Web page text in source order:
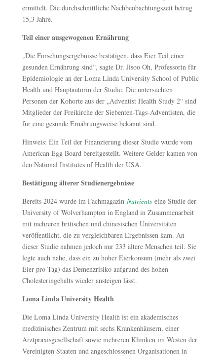
ermittelt. Die durchschnittliche Nachbeobachtungszeit betrug
15,3 Jahre.
Teil einer ausgewogenen Ernährung
„Die Forschungsergebnisse bestätigen, dass Eier Teil einer
gesunden Ernährung sind“, sagte Dr. Jisoo Oh, Professorin für
Epidemiologie an der Loma Linda University School of Public
Health und Hauptautorin der Studie. Die untersuchten
Personen der Kohorte aus der „Adventist Health Study 2“ sind
Mitglieder der Freikirche der Siebenten-Tags-Adventisten, die
für eine gesunde Ernährungsweise bekannt sind.
Hinweis: Ein Teil der Finanzierung dieser Studie wurde vom
American Egg Board bereitgestellt. Weitere Gelder kamen von
den National Institutes of Health der USA.
Bestätigung älterer Studienergebnisse
Bereits 2024 wurde im Fachmagazin Nutrientseine Studie der
University of Wolverhampton in England in Zusammenarbeit
mit mehreren britischen und chinesischen Universitäten
veröffentlicht, die zu vergleichbaren Ergebnissen kam. An
dieser Studie nahmen jedoch nur 233 ältere Menschen teil. Sie
legte auch nahe, dass ein zu hoher Eierkonsum (mehr als zwei
Eier pro Tag) das Demenzrisiko aufgrund des hohen
Cholesteringehalts wieder ansteigen lässt.
Loma Linda University Health
Die Loma Linda University Health ist ein akademisches
medizinisches Zentrum mit sechs Krankenhäusern, einer
Arztpraxisgesellschaft sowie mehreren Kliniken im Westen der
Vereinigten Staaten und angeschlossenen Organisationen in